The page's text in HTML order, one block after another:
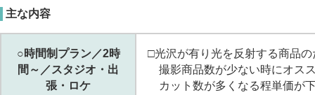
主な内容
○時間制プラン／2時
間～／スタジオ・出
張・ロケ
□光沢が有り光を反射する商品
撮影商品数が少ない時にオス
カット数が多くなる程単価が